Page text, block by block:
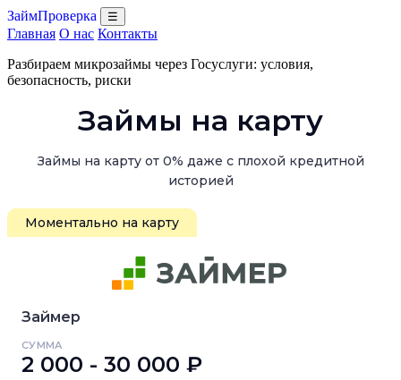
ЗаймПроверка ☰
Главная О нас Контакты
Разбираем микрозаймы через Госуслуги: условия,
безопасность, риски
Займы на карту
Займы на карту от 0% даже с плохой кредитной
историей
Моментально на карту
Займер
СУММА
2 000 - 30 000 ₽